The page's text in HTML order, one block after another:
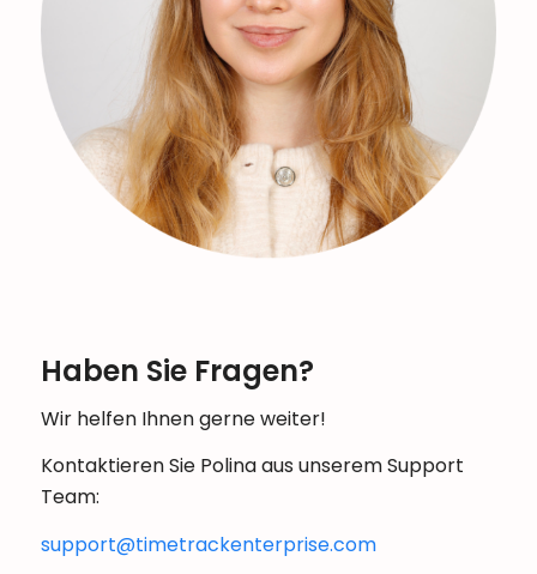
Haben Sie Fragen?
Wir helfen Ihnen gerne weiter!
Kontaktieren Sie Polina aus unserem Support
Team:
support@timetrackenterprise.com